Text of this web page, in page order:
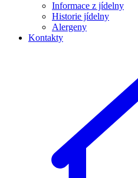
Informace z jídelny
Historie jídelny
Alergeny
Kontakty